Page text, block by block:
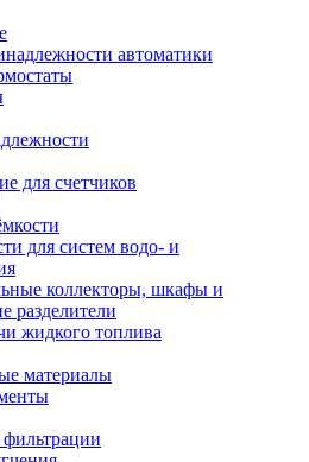
автоматики
для счетчиков
для систем водо- и
коллекторы, шкафы и
разделители
жидкого топлива
материалы